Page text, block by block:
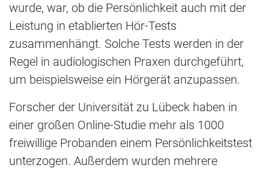
wurde, war, ob die Persönlichkeit auch mit der
Leistung in etablierten Hör-Tests
zusammenhängt. Solche Tests werden in der
Regel in audiologischen Praxen durchgeführt,
um beispielsweise ein Hörgerät anzupassen.
Forscher der Universität zu Lübeck haben in
einer großen Online-Studie mehr als 1000
freiwillige Probanden einem Persönlichkeitstest
unterzogen. Außerdem wurden mehrere